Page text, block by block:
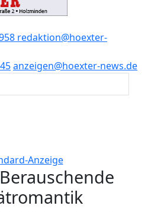
redaktion@hoexter-
anzeigen@hoexter-news.de